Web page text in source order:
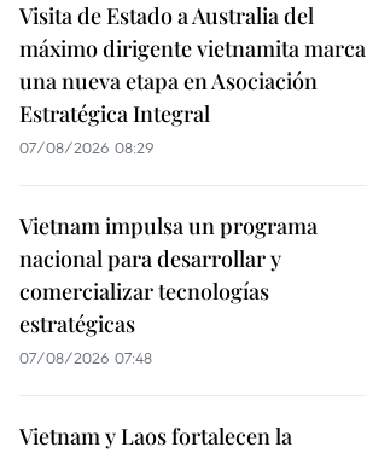
Visita de Estado a Australia del
máximo dirigente vietnamita marca
una nueva etapa en Asociación
Estratégica Integral
07/08/2026 08:29
Vietnam impulsa un programa
nacional para desarrollar y
comercializar tecnologías
estratégicas
07/08/2026 07:48
Vietnam y Laos fortalecen la